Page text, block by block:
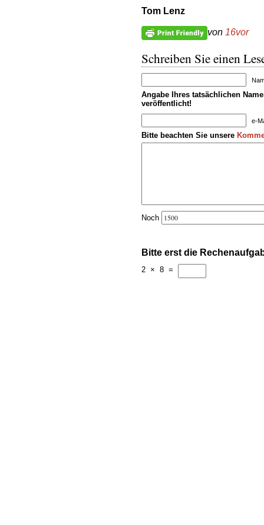
Tom Lenz
von 16vor
Schreiben Sie einen
Angabe Ihres tatsächlichen
veröffentlicht!
e-
Bitte beachten Sie unsere
Noch
Bitte erst die
2 × 8 =